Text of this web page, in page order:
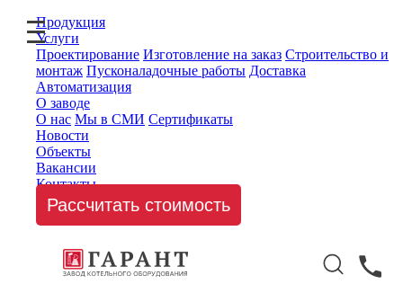
Продукция
Услуги
Проектирование Изготовление на заказ Строительство и
монтаж Пусконаладочные работы Доставка
Автоматизация
О заводе
О нас Мы в СМИ Сертификаты
Новости
Объекты
Вакансии
Контакты
Рассчитать стоимость